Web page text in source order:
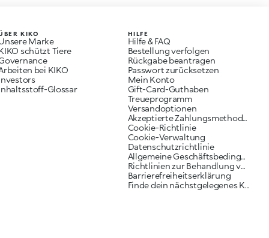
KIKO
Marke
schützt Tiere
bei KIKO
Glossar
HILFE
Hilfe & FAQ
Bestellung verfolgen
Rückgabe beantragen
Passwort zurücksetzen
Mein Konto
Gift-Card-Guthaben
Treueprogramm
Versandoptionen
Akzeptierte Zahlungsmethoden
Cookie-Richtlinie
Cookie-Verwaltung
Datenschutzrichtlinie
Allgemeine Geschäftsbedingungen
Richtlinien zur Behandlung von Reklamationen
Barrierefreiheitserklärung
Finde dein nächstgelegenes KIKO Geschäft